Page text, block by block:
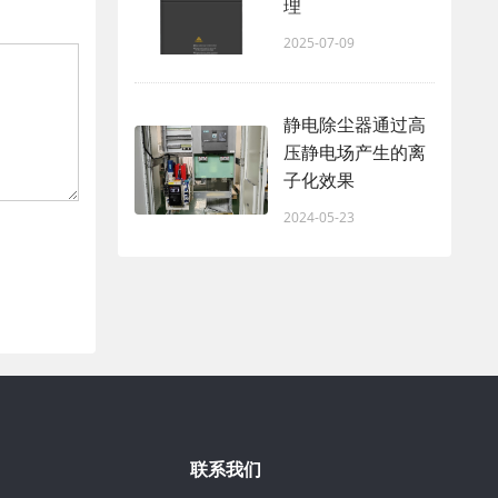
理
2025-07-09
静电除尘器通过高
压静电场产生的离
子化效果
2024-05-23
联系我们